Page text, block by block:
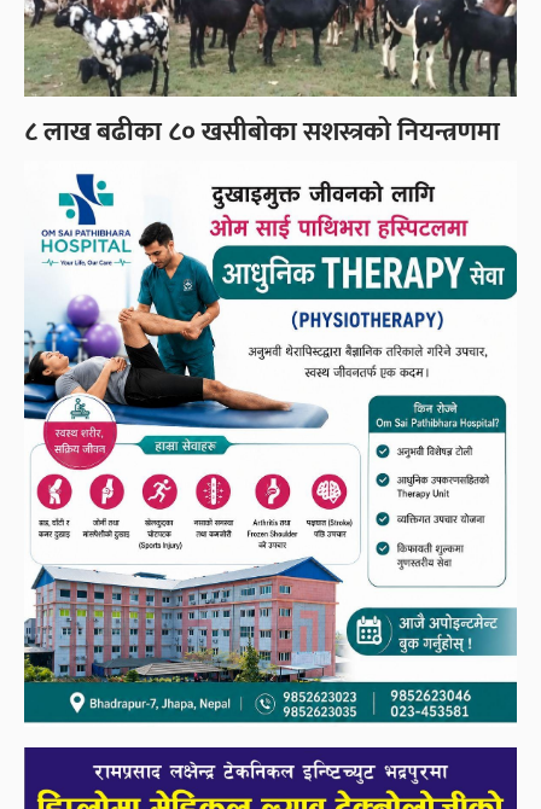
८ लाख बढीका ८० खसीबोका सशस्त्रको नियन्त्रणमा